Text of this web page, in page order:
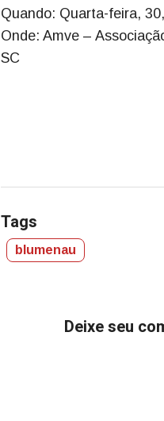
Quando: Quarta-feira,
Onde: Amve –
SC
Tags
blumenau
Deixe seu